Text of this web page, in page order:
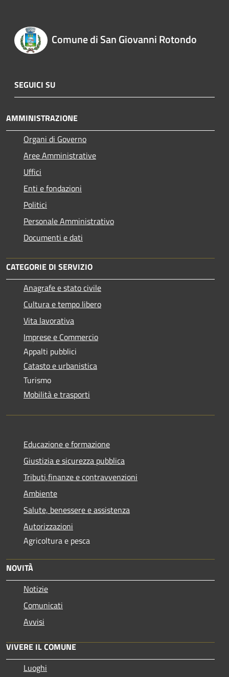
Comune di San Giovanni Rotondo
SEGUICI SU
AMMINISTRAZIONE
Organi di Governo
Aree Amministrative
Uffici
Enti e fondazioni
Politici
Personale Amministrativo
Documenti e dati
CATEGORIE DI SERVIZIO
Anagrafe e stato civile
Cultura e tempo libero
Vita lavorativa
Imprese e Commercio
Appalti pubblici
Catasto e urbanistica
Turismo
Mobilità e trasporti
Educazione e formazione
Giustizia e sicurezza pubblica
Tributi,finanze e contravvenzioni
Ambiente
Salute, benessere e assistenza
Autorizzazioni
Agricoltura e pesca
NOVITÀ
Notizie
Comunicati
Avvisi
VIVERE IL COMUNE
Luoghi